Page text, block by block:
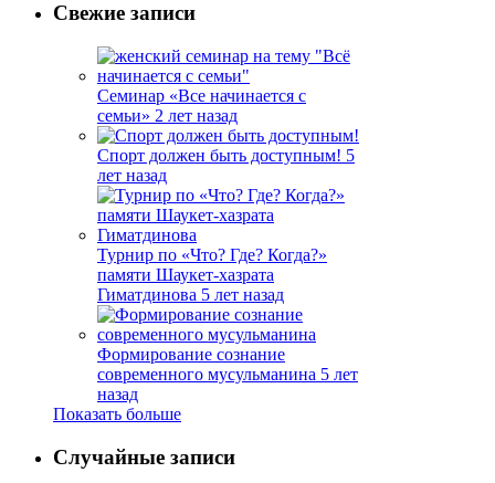
Свежие записи
Семинар «Все начинается с
семьи» 2 лет назад
Спорт должен быть доступным! 5
лет назад
Турнир по «Что? Где? Когда?»
памяти Шаукет-хазрата
Гиматдинова 5 лет назад
Формирование сознание
современного мусульманина 5 лет
назад
Показать больше
Случайные записи